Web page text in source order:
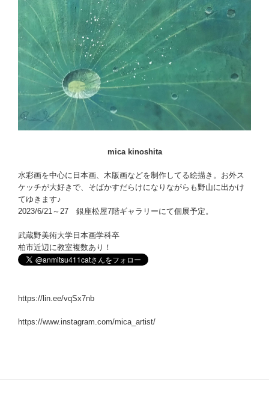
mica kinoshita
水彩画を中心に日本画、木版画などを制作してる絵描き。お外ス
ケッチが大好きで、そばかすだらけになりながらも野山に出かけ
てゆきます♪
2023/6/21～27 銀座松屋7階ギャラリーにて個展予定。
武蔵野美術大学日本画学科卒
柏市近辺に教室複数あり！
https://lin.ee/vqSx7nb
https://www.instagram.com/mica_artist/